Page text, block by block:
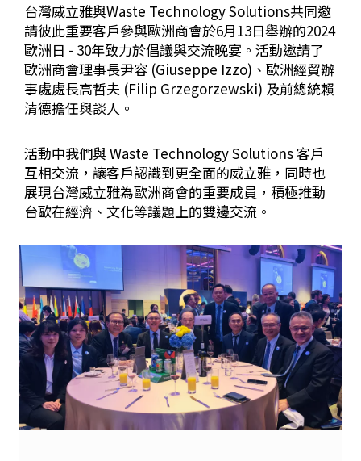
台灣威立雅與Waste Technology Solutions共同邀
請彼此重要客戶參與歐洲商會於6月13日舉辦的2024
歐洲日 - 30年致力於倡議與交流晚宴。活動邀請了
歐洲商會理事長尹容 (Giuseppe Izzo)、歐洲經貿辦
事處處長高哲夫 (Filip Grzegorzewski) 及前總統賴
清德擔任與談人。
活動中我們與 Waste Technology Solutions 客戶
互相交流，讓客戶認識到更全面的威立雅，同時也
展現台灣威立雅為歐洲商會的重要成員，積極推動
台歐在經濟、文化等議題上的雙邊交流。